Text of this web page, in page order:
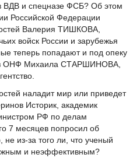
ВДВ и спецназе ФСБ? Об этом
Российской Федерации
Валерия ТИШКОВА,
войск России и зарубежья
теперь попадают и под опеку
ОНФ Михаила СТАРШИНОВА,
наладит мир или приведет
Историк, академик
РФ по делам
7 месяцев попросил об
из-за того ли, что ученый
и неэффективным?